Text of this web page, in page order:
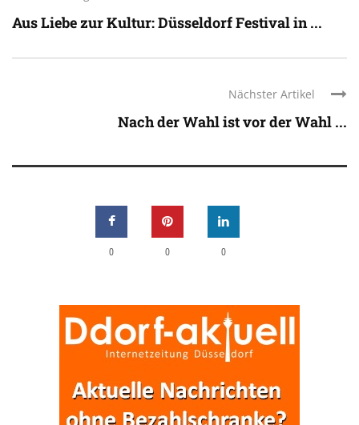
Aus Liebe zur Kultur: Düsseldorf Festival in ...
Nächster Artikel
Nach der Wahl ist vor der Wahl ...
0 0 0